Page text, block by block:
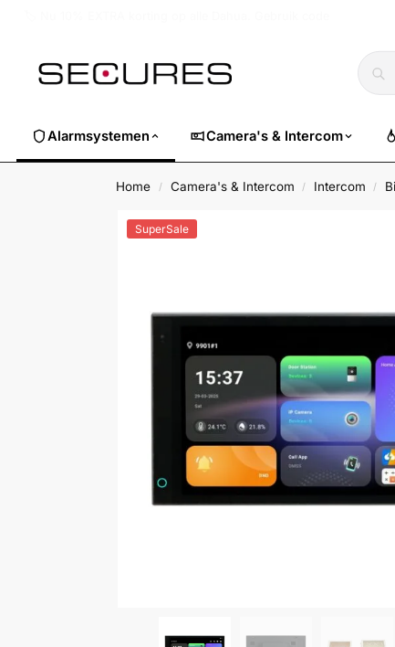
Alarmsystemen Camera's & Intercom
Home / Camera's & Intercom / Intercom /
SuperSale